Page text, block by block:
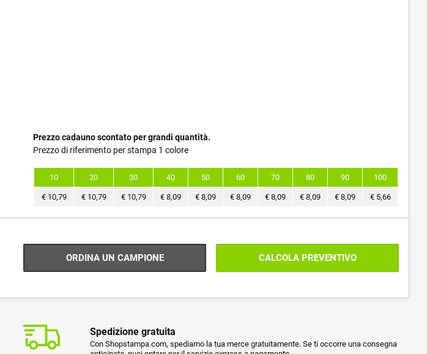
Prezzo cadauno scontato per grandi quantità.
Prezzo di riferimento per stampa 1 colore
10 20 30 40 50 60 70 80 90 100
€ 10,79 € 10,79 € 10,79 € 8,09 € 8,09 € 8,09 € 8,09 € 8,09 € 8,09 € 5,66
ORDINA UN CAMPIONE CALCOLA PREVENTIVO
Spedizione gratuita
Con Shopstampa.com, spediamo la tua merce gratuitamente. Se ti occorre una consegna